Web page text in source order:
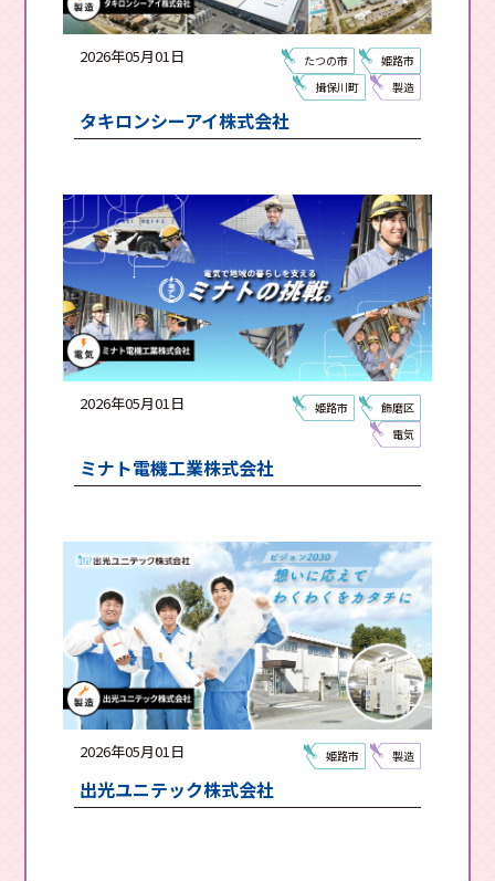
2026年05月01日 たつの市
姫路市
揖保川町
製造
タキロンシーアイ株式会社
2026年05月01日 姫路市
飾磨区
電気
ミナト電機工業株式会社
2026年05月01日 姫路市 製造
出光ユニテック株式会社